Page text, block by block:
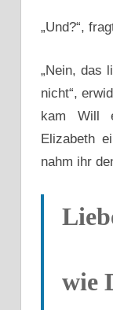
„Und?“,
„Nein, das
nicht“,
kam Will
Elizabeth
nahm ihr
wie